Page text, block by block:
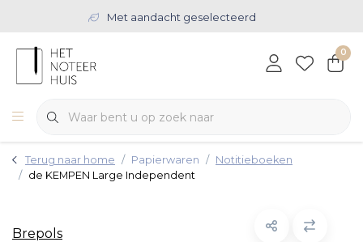
Met aandacht geselecteerd
0
Terug naar home Papierwaren
Notitieboeken
de KEMPEN Large Independent
Brepols